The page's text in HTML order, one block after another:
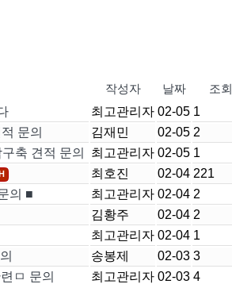
작성자 날짜
조회
최고관리자 02-05 1
문의 김재민 02-05 2
축 견적 문의 최고관리자 02-05 1
최호진 02-04 221
의 ■ 최고관리자 02-04 2
김황주 02-04 2
최고관리자 02-04 1
송봉제 02-03 3
ㅁ 문의 최고관리자 02-03 4